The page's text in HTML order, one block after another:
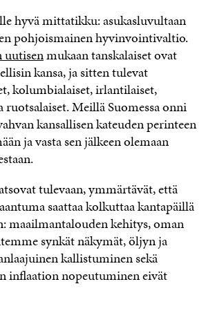
hyvä mittatikku: asukasluvultaan
pohjoismainen hyvinvointivaltio.
uutisenmukaan tanskalaiset ovat
kansa, ja sitten tulevat
kolumbialaiset, irlantilaiset,
Meillä Suomessa onni
kansallisen kateuden perinteen
ja vasta sen jälkeen olemaan
tulevaan, ymmärtävät, että
saattaa kolkuttaa kantapäillä
maailmantalouden kehitys, oman
synkät näkymät, öljyn ja
kallistuminen sekä
inflaation nopeutuminen eivät